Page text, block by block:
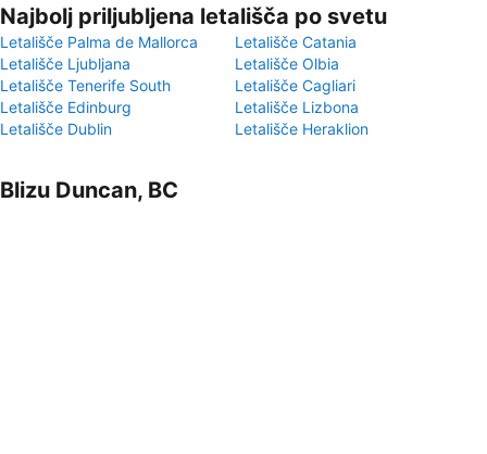
Najbolj priljubljena letališča po svetu
Letališče Palma de Mallorca
Letališče Catania
Letališče Ljubljana
Letališče Olbia
Letališče Tenerife South
Letališče Cagliari
Letališče Edinburg
Letališče Lizbona
Letališče Dublin
Letališče Heraklion
Blizu Duncan, BC